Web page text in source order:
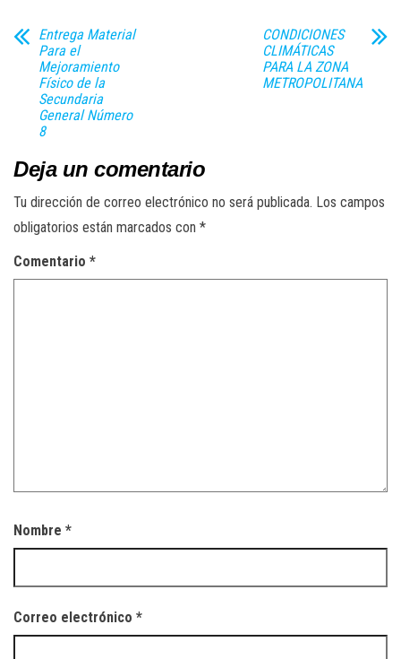
Entrega Material
Para el
Mejoramiento
Físico de la
Secundaria
General Número
8
CONDICIONES
CLIMÁTICAS
PARA LA ZONA
METROPOLITANA
Deja un comentario
Tu dirección de correo electrónico no será publicada. Los campos
obligatorios están marcados con *
Comentario *
Nombre *
Correo electrónico *